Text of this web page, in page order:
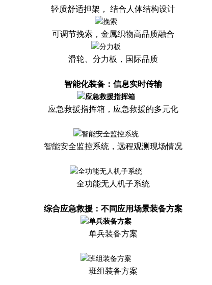
轻质舒适担架， 结合人体结构设计
可调节挽索，金属织物高品质融合
滑轮、分力板，国际品质
智能化装备：信息实时传输
应急救援指挥箱，应急救援的多元化
智能安全监控系统，远程观测现场情况
全功能无人机子系统
综合应急救援：不同应用场景装备方案
单兵装备方案
班组装备方案